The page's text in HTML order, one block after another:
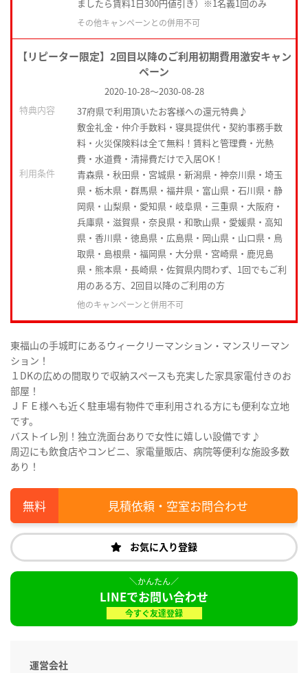
ましたら賃料1日300円値引き）※1名義1回のみ
その他キャンペーンとの併用不可
【リピーター限定】2回目以降のご利用初期費用激安キャン
ペーン
2020-10-28～2030-08-28
特典内容
37府県で利用頂いたお客様への還元特典♪
敷金礼金・仲介手数料・寝具提供代・契約事務手数
料・火災保険料は全て無料！賃料と管理費・光熱
費・水道費・清掃費だけで入居OK！
利用条件
青森県・秋田県・宮城県・新潟県・神奈川県・埼玉
県・栃木県・群馬県・福井県・富山県・石川県・静
岡県・山梨県・愛知県・岐阜県・三重県・大阪府・
兵庫県・滋賀県・奈良県・和歌山県・愛媛県・高知
県・香川県・徳島県・広島県・岡山県・山口県・鳥
取県・島根県・福岡県・大分県・宮崎県・鹿児島
県・熊本県・長崎県・佐賀県内問わず、1回でもご利
用のある方、2回目以降のご利用の方
他のキャンペーンと併用不可
東福山の手城町にあるウィークリーマンション・マンスリーマン
ション！
１DKの広めの間取りで収納スペースも充実した家具家電付きのお
部屋！
ＪＦＥ様へも近く駐車場有物件で車利用される方にも便利な立地
です。
バストイレ別！独立洗面台ありで女性に嬉しい設備です♪
周辺にも飲食店やコンビニ、家電量販店、病院等便利な施設多数
あり！
見積依頼・空室お問合わせ
お気に入り登録
LINEでお問い合わせ
今すぐ友達登録
運営会社